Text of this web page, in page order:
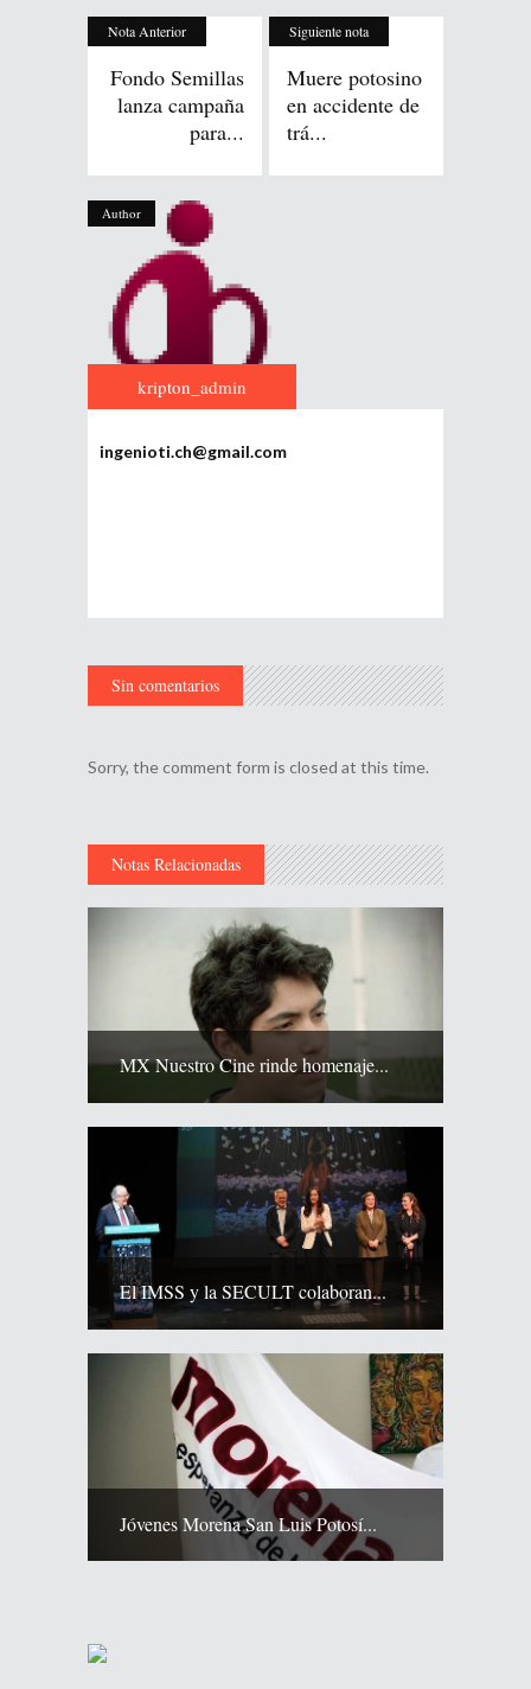
Nota Anterior
Fondo Semillas
lanza campaña
para...
Siguiente nota
Muere potosino
en accidente de
trá...
Author
kripton_admin
ingenioti.ch@gmail.com
Sin comentarios
Sorry, the comment form is closed at this time.
Notas Relacionadas
MX Nuestro Cine rinde homenaje...
El IMSS y la SECULT colaboran...
Jóvenes Morena San Luis Potosí...